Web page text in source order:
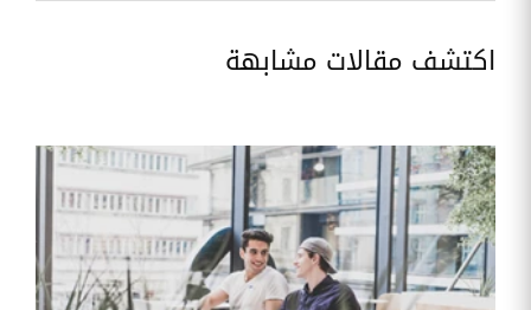
اكتشف مقالات مشابهة